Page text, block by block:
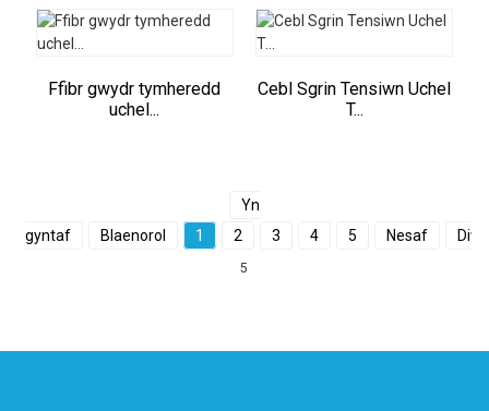
Ffibr gwydr tymheredd
uchel...
Cebl Sgrin Tensiwn Uchel
T...
Yn
gyntaf
Blaenorol 1 2 3 4 5 Nesaf
5